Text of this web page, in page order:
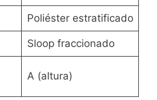
Poliéster estratificado
Sloop fraccionado
A (altura)